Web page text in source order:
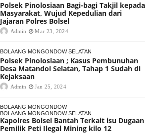
Polsek Pinolosiaan Bagi-bagi Takjil kepada
Masyarakat, Wujud Kepedulian dari
Jajaran Polres Bolsel
Admin Mar 23, 2024
BOLAANG MONGONDOW SELATAN
Polsek Pinolosiaan ; Kasus Pembunuhan
Desa Matandoi Selatan, Tahap 1 Sudah di
Kejaksaan
Admin Jan 25, 2024
BOLAANG MONGONDOW
BOLAANG MONGONDOW SELATAN
Kapolres Bolsel Bantah Terkait isu Dugaan
Pemilik Peti Ilegal Mining kilo 12